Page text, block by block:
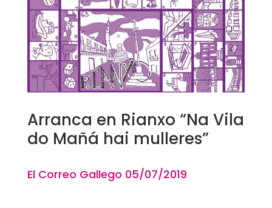
Arranca en Rianxo “Na Vila
do Mañá hai mulleres”
El Correo Gallego 05/07/2019